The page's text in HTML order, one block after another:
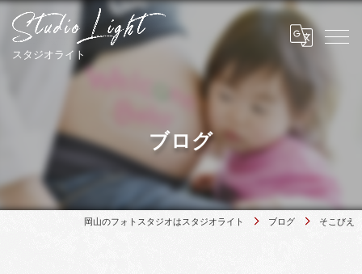
ブログ
岡山のフォトスタジオはスタジオライト ブログ そこびえ